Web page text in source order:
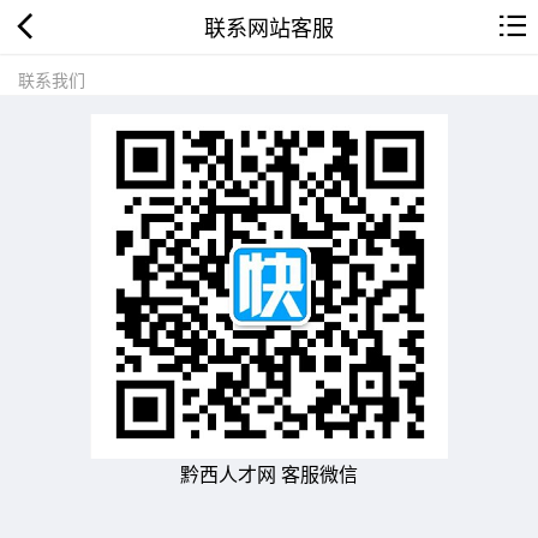
联系网站客服
联系我们
黔西人才网 客服微信